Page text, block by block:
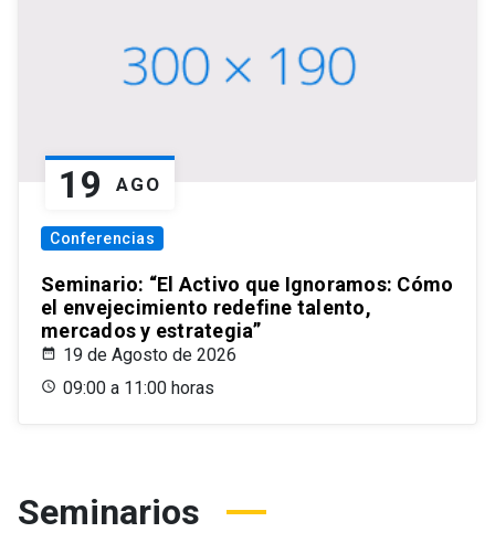
19 AGO
Conferencias
Seminario: “El Activo que Ignoramos: Cómo
el envejecimiento redefine talento,
mercados y estrategia”
19 de Agosto de 2026
09:00 a 11:00 horas
Seminarios